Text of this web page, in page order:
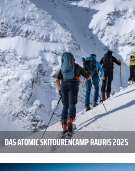
DAS ATOMIC SKITOURENCAMP RAURIS 2025